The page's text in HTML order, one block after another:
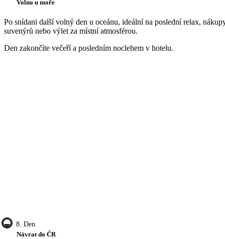
Volno u moře
Po snídani další volný den u oceánu, ideální na poslední relax,
suvenýrů nebo výlet za místní atmosférou.
Den zakončíte večeří a posledním noclehem v hotelu.
8. Den
Návrat do ČR